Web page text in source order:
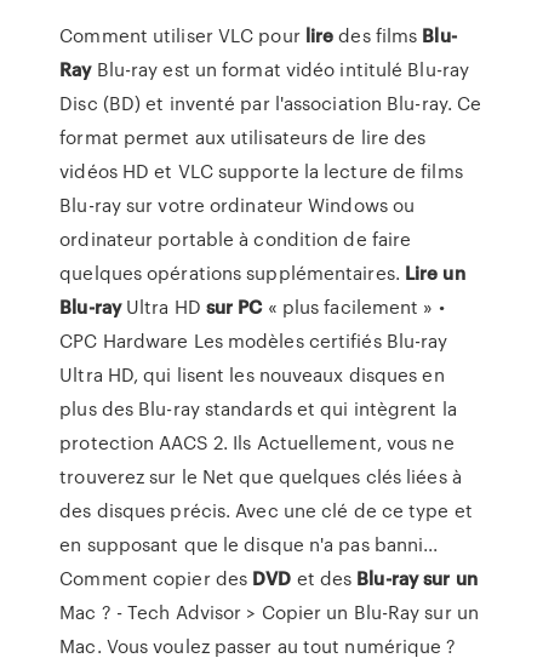
Comment utiliser VLC pour liredes films Blu-
RayBlu-ray est un format vidéo intitulé Blu-ray
Disc (BD) et inventé par l'association Blu-ray. Ce
format permet aux utilisateurs de lire des
vidéos HD et VLC supporte la lecture de films
Blu-ray sur votre ordinateur Windows ou
ordinateur portable à condition de faire
quelques opérations supplémentaires. Lire un
Blu-rayUltra HD sur PC« plus facilement » •
CPC Hardware Les modèles certifiés Blu-ray
Ultra HD, qui lisent les nouveaux disques en
plus des Blu-ray standards et qui intègrent la
protection AACS 2. Ils Actuellement, vous ne
trouverez sur le Net que quelques clés liées à
des disques précis. Avec une clé de ce type et
en supposant que le disque n'a pas banni...
Comment copier des DVD et des Blu-raysur un
Mac ? - Tech Advisor > Copier un Blu-Ray sur un
Mac. Vous voulez passer au tout numérique ?